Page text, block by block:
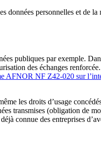
données personnelles et de la
publiques par exemple.
des échanges
AFNOR NF Z42-020 sur
les droits d’usage
transmises (obligation de
connue des entreprises